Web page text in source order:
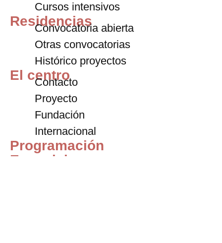
Cursos intensivos
Residencias
Convocatoria abierta
Otras convocatorias
Histórico proyectos
El centro
Contacto
Proyecto
Fundación
Internacional
Programación
Exposiciones